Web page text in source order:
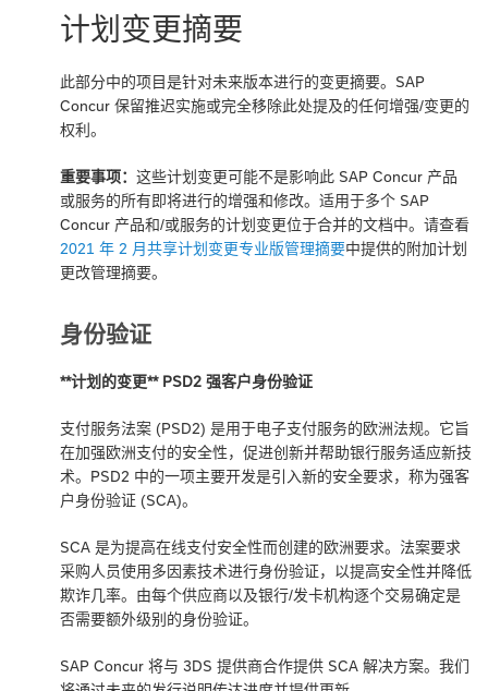
计划变更摘要
此部分中的项目是针对未来版本进行的变更摘要。SAP
Concur 保留推迟实施或完全移除此处提及的任何增强/变更的
权利。
重要事项： 这些计划变更可能不是影响此 SAP Concur 产品
或服务的所有即将进行的增强和修改。适用于多个 SAP
Concur 产品和/或服务的计划变更位于合并的文档中。请查看
2021 年 2 月共享计划变更专业版管理摘要中提供的附加计划
更改管理摘要。
身份验证
**计划的变更** PSD2 强客户身份验证
支付服务法案 (PSD2) 是用于电子支付服务的欧洲法规。它旨
在加强欧洲支付的安全性，促进创新并帮助银行服务适应新技
术。PSD2 中的一项主要开发是引入新的安全要求，称为强客
户身份验证 (SCA)。
SCA 是为提高在线支付安全性而创建的欧洲要求。法案要求
采购人员使用多因素技术进行身份验证，以提高安全性并降低
欺诈几率。由每个供应商以及银行/发卡机构逐个交易确定是
否需要额外级别的身份验证。
SAP Concur 将与 3DS 提供商合作提供 SCA 解决方案。我们